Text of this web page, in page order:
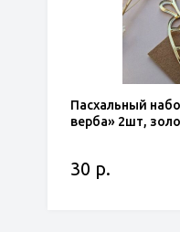
Пасхальный
верба» 2шт,
30 р.